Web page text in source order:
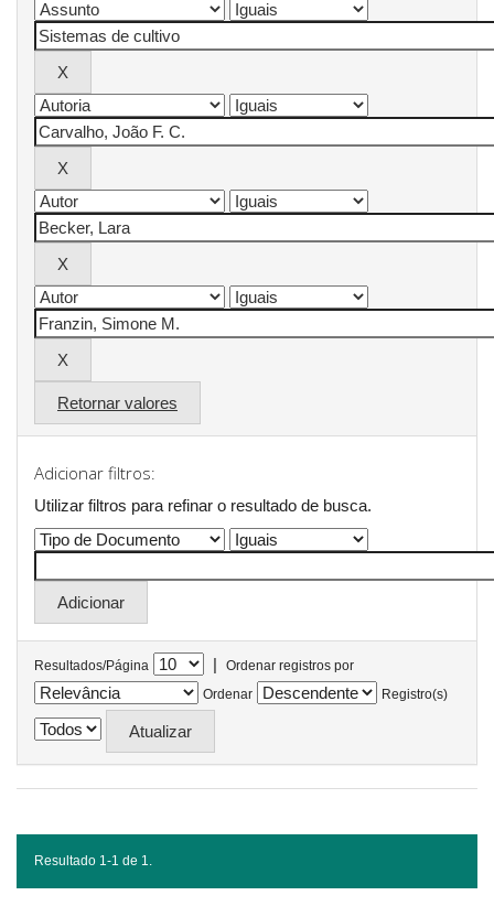
Retornar valores
Adicionar filtros:
Utilizar filtros para refinar o resultado de busca.
Resultados/Página |
Ordenar registros por
Ordenar
Registro(s)
Resultado 1-1 de 1.